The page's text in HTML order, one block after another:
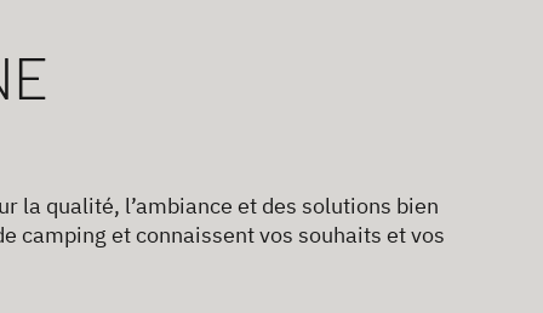
la qualité, l’ambiance et des solutions bien
camping et connaissent vos souhaits et vos